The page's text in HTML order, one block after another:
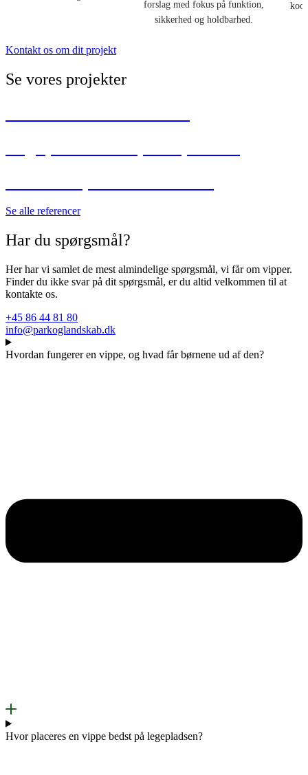
forslag med fokus på funktion,
sikkerhed og holdbarhed.
Kontakt os om dit projekt
Se vores projekter
Se alle referencer
Har du spørgsmål?
Her har vi samlet de mest almindelige spørgsmål, vi får om vipper.
Finder du ikke svar på dit spørgsmål, er du altid velkommen til at
kontakte os.
+45 86 44 81 80
info@parkoglandskab.dk
Hvordan fungerer en vippe, og hvad får børnene ud af den?
Hvor placeres en vippe bedst på legepladsen?